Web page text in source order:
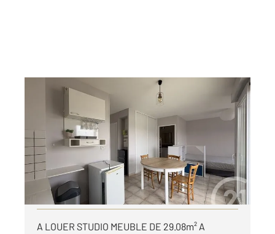
CHATEAUROUX 36
Ref : 10225
Appartement F1 à louer
460 €
par mois charges comprises
Visiter le site dédié
A LOUER STUDIO MEUBLE DE 29.08m² A